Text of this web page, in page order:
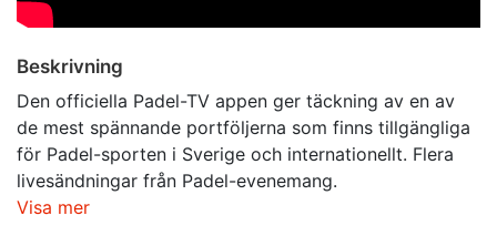
Beskrivning
Den officiella Padel-TV appen ger täckning av en av
de mest spännande portföljerna som finns tillgängliga
för Padel-sporten i Sverige och internationellt. Flera
livesändningar från Padel-evenemang.
Visa mer